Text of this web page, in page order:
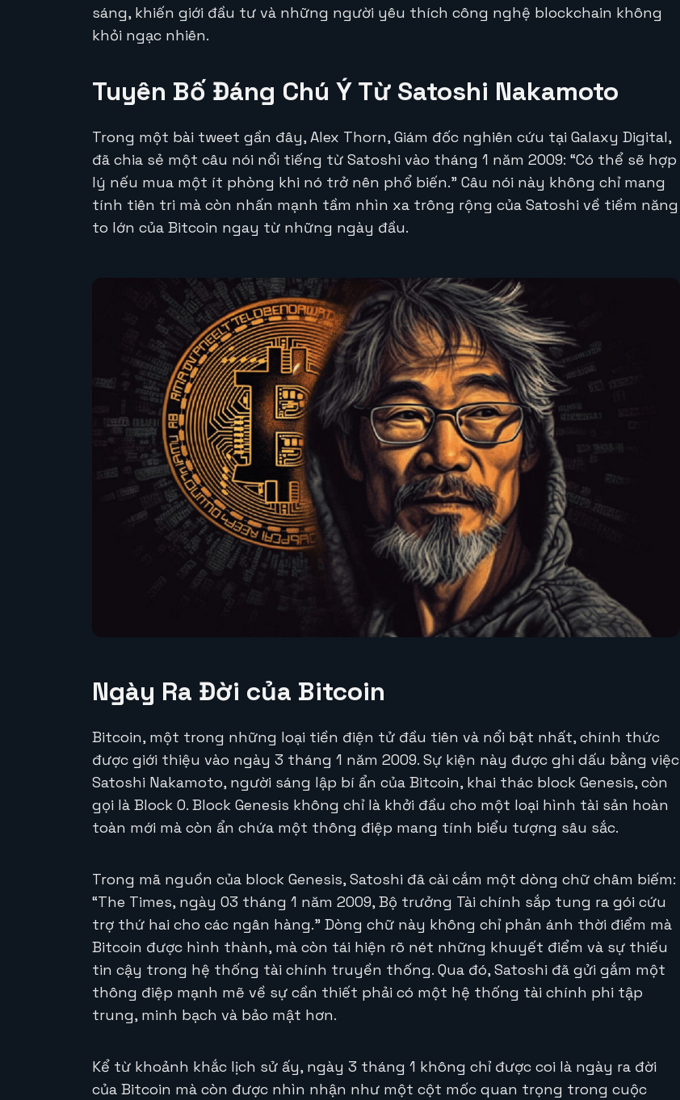
sáng, khiến giới đầu tư và những người yêu thích công nghệ blockchain không
khỏi ngạc nhiên.
Tuyên Bố Đáng Chú Ý Từ Satoshi Nakamoto
Trong một bài tweet gần đây, Alex Thorn, Giám đốc nghiên cứu tại Galaxy Digital,
đã chia sẻ một câu nói nổi tiếng từ Satoshi vào tháng 1 năm 2009: “Có thể sẽ hợp
lý nếu mua một ít phòng khi nó trở nên phổ biến.” Câu nói này không chỉ mang
tính tiên tri mà còn nhấn mạnh tầm nhìn xa trông rộng của Satoshi về tiềm năng
to lớn của Bitcoin ngay từ những ngày đầu.
Ngày Ra Đời của Bitcoin
Bitcoin, một trong những loại tiền điện tử đầu tiên và nổi bật nhất, chính thức
được giới thiệu vào ngày 3 tháng 1 năm 2009. Sự kiện này được ghi dấu bằng việc
Satoshi Nakamoto, người sáng lập bí ẩn của Bitcoin, khai thác block Genesis, còn
gọi là Block 0. Block Genesis không chỉ là khởi đầu cho một loại hình tài sản hoàn
toàn mới mà còn ẩn chứa một thông điệp mang tính biểu tượng sâu sắc.
Trong mã nguồn của block Genesis, Satoshi đã cài cắm một dòng chữ châm biếm:
“The Times, ngày 03 tháng 1 năm 2009, Bộ trưởng Tài chính sắp tung ra gói cứu
trợ thứ hai cho các ngân hàng.” Dòng chữ này không chỉ phản ánh thời điểm mà
Bitcoin được hình thành, mà còn tái hiện rõ nét những khuyết điểm và sự thiếu
tin cậy trong hệ thống tài chính truyền thống. Qua đó, Satoshi đã gửi gắm một
thông điệp mạnh mẽ về sự cần thiết phải có một hệ thống tài chính phi tập
trung, minh bạch và bảo mật hơn.
Kể từ khoảnh khắc lịch sử ấy, ngày 3 tháng 1 không chỉ được coi là ngày ra đời
của Bitcoin mà còn được nhìn nhận như một cột mốc quan trọng trong cuộc